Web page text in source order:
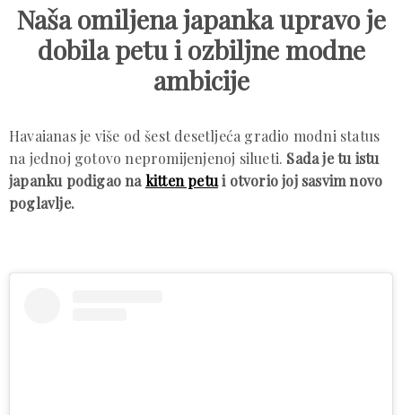
Naša omiljena japanka upravo je
dobila petu i ozbiljne modne
ambicije
Havaianas je više od šest desetljeća gradio modni status
na jednoj gotovo nepromijenjenoj silueti. Sada je tu istu
japanku podigao nakitten petui otvorio joj sasvim novo
poglavlje.